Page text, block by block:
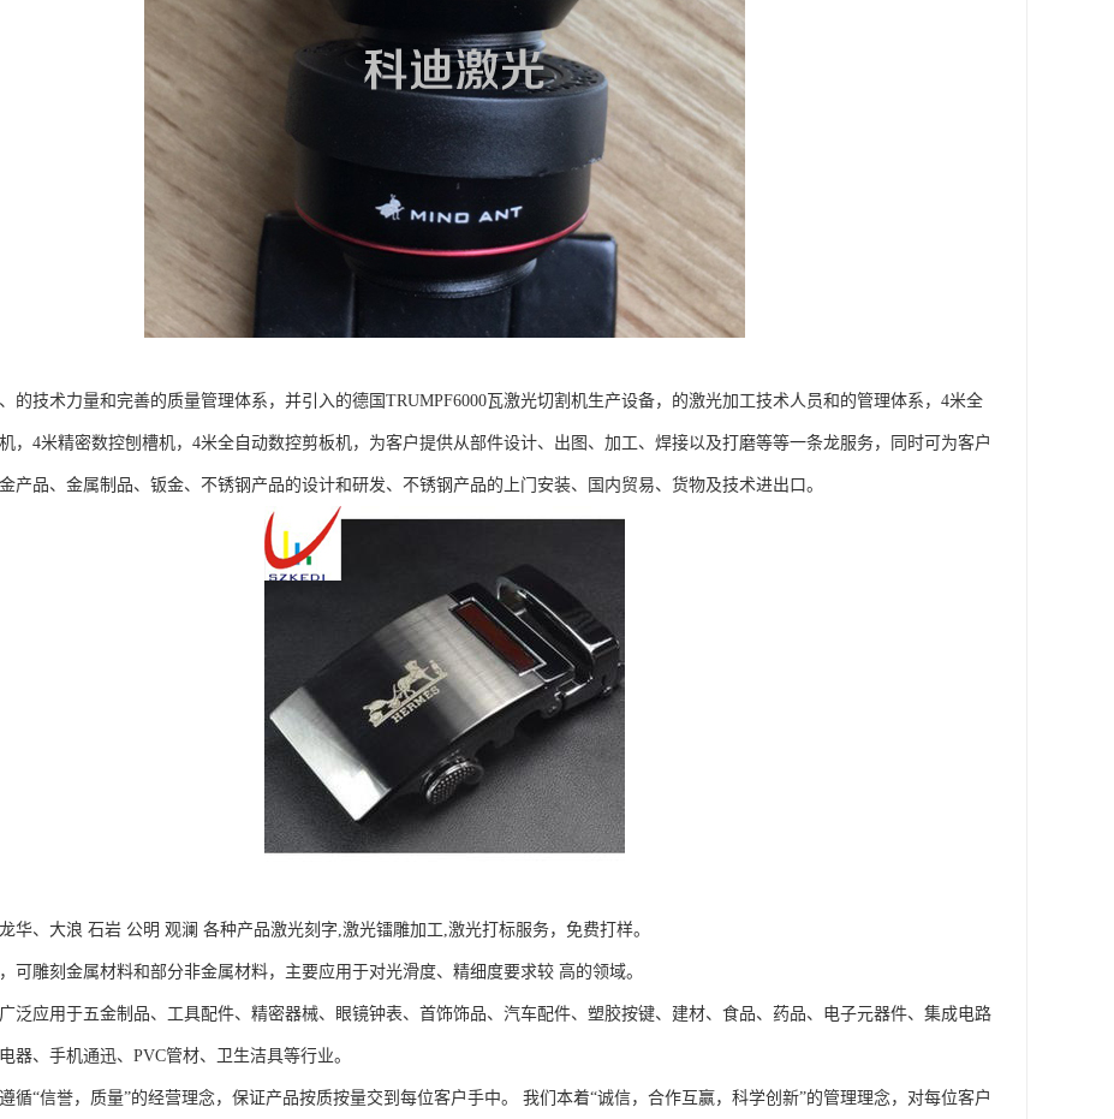
的技术力量和完善的质量管理体系，并引入的德国TRUMPF6000瓦激光切割机生产设备，的激光加工技术人员和的管理体系，4米全
，4米精密数控刨槽机，4米全自动数控剪板机，为客户提供从部件设计、出图、加工、焊接以及打磨等等一条龙服务，同时可为客户
产品、金属制品、钣金、不锈钢产品的设计和研发、不锈钢产品的上门安装、国内贸易、货物及技术进出口。
华、大浪 石岩 公明 观澜 各种产品激光刻字,激光镭雕加工,激光打标服务，免费打样。
雕刻金属材料和部分非金属材料，主要应用于对光滑度、精细度要求较 高的领域。
应用于五金制品、工具配件、精密器械、眼镜钟表、首饰饰品、汽车配件、塑胶按键、建材、食品、药品、电子元器件、集成电路
器、手机通迅、PVC管材、卫生洁具等行业。
“信誉，质量”的经营理念，保证产品按质按量交到每位客户手中。 我们本着“诚信，合作互赢，科学创新”的管理理念，对每位客户